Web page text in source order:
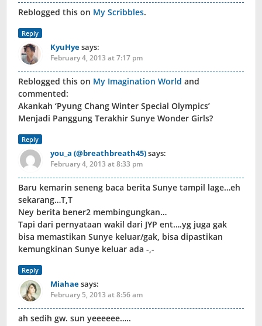
Reblogged this on My Scribbles.
Reply
KyuHyesays:
February 4, 2013 at 7:17 pm
Reblogged this on My Imagination World and
commented:
Akankah ‘Pyung Chang Winter Special Olympics’
Menjadi Panggung Terakhir Sunye Wonder Girls?
Reply
you_a (@breathbreath45)says:
February 4, 2013 at 8:33 pm
Baru kemarin seneng baca berita Sunye tampil lage…eh
sekarang…T,T
Ney berita bener2 membingungkan…
Tapi dari pernyataan wakil dari JYP ent….yg juga gak
bisa memastikan Sunye keluar/gak, bisa dipastikan
kemungkinan Sunye keluar ada -,-
Reply
Miahaesays:
February 5, 2013 at 8:56 am
ah sedih gw. sun yeeeeee…..